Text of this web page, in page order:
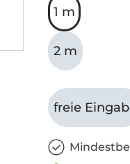
1 m
2 m
freie